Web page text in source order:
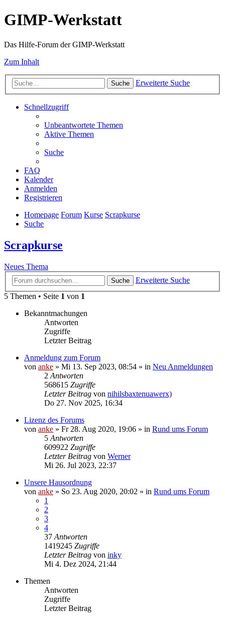
GIMP-Werkstatt
Das Hilfe-Forum der GIMP-Werkstatt
Zum Inhalt
Suche Erweiterte Suche
Schnellzugriff
Unbeantwortete Themen
Aktive Themen
Suche
FAQ
Kalender
Anmelden
Registrieren
Homepage Forum Kurse Scrapkurse
Suche
Scrapkurse
Neues Thema
Suche
Erweiterte Suche
5 Themen • Seite 1 von 1
Bekanntmachungen
Antworten
Zugriffe
Letzter Beitrag
Anmeldung zum Forum
von anke » Mi 13. Sep 2023, 08:54 » in Neu Anmeldungen
2 Antworten
568615 Zugriffe
Letzter Beitrag von nihilsbaxtenuawerx)
Do 27. Nov 2025, 16:34
Lizenz des Forums
von anke » Fr 28. Aug 2020, 19:06 » in Rund ums Forum
5 Antworten
609922 Zugriffe
Letzter Beitrag von Werner
Mi 26. Jul 2023, 22:37
Unsere Hausordnung
von anke » So 23. Aug 2020, 20:02 » in Rund ums Forum
1
2
3
4
37 Antworten
1419245 Zugriffe
Letzter Beitrag von inky
Mi 4. Dez 2024, 21:44
Themen
Antworten
Zugriffe
Letzter Beitrag